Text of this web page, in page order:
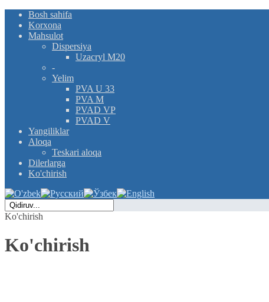
Bosh sahifa
Korxona
Mahsulot
Dispersiya
Uzacryl M20
-
Yelim
PVA U 33
PVA M
PVAD VP
PVAD V
Yangiliklar
Aloqa
Teskari aloqa
Dilerlarga
Ko'chirish
Ko'chirish
Ko'chirish